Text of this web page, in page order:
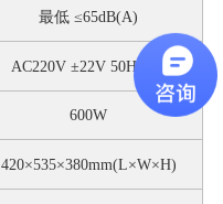
最低 ≤65dB(A)
AC220V ±22V 50Hz
600W
420×535×380mm(L×W×H)